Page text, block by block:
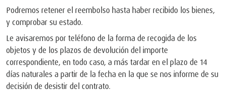
Podremos retener el reembolso hasta haber recibido los bienes,
y comprobar su estado.
Le avisaremos por teléfono de la forma de recogida de los
objetos y de los plazos de devolución del importe
correspondiente, en todo caso, a más tardar en el plazo de 14
días naturales a partir de la fecha en la que se nos informe de su
decisión de desistir del contrato.